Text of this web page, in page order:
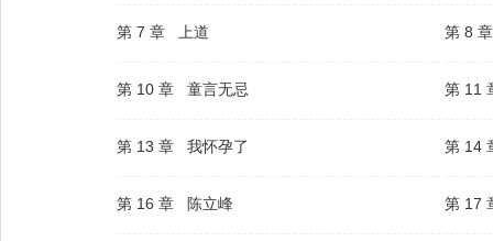
第 7 章 上道 第 8
第 10 章 童言无忌 第 11
第 13 章 我怀孕了 第 14
第 16 章 陈立峰 第 17